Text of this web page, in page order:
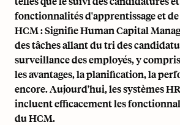
fonctionnalités d'apprentissage et
HCM : Signifie Human Capital
des tâches allant du tri des
surveillance des employés, y
les avantages, la planification, la
encore. Aujourd'hui, les systèmes
incluent efficacement les
du HCM.